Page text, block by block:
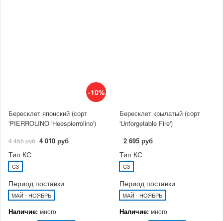
-10%
Бересклет японский (сорт
'PIERROLINO 'Heespierrolino')
4 455 руб 4 010 руб
Тип КС
C3
Период поставки
МАЙ - НОЯБРЬ
Наличие: много
Бересклет крылатый (сорт
'Unforgetable Fire')
2 695 руб
Тип КС
C3
Период поставки
МАЙ - НОЯБРЬ
Наличие: много